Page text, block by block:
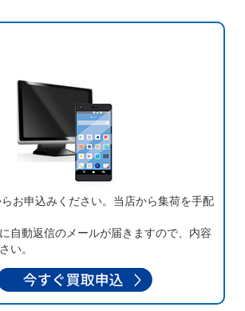
お申込みください。当店から集荷を手配
自動返信のメールが届きますので、内容
い。